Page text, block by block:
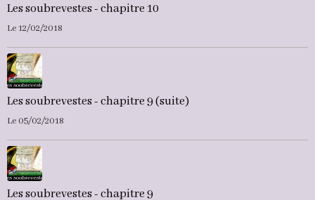
Les soubrevestes - chapitre 10
Le 12/02/2018
Les soubrevestes - chapitre 9 (suite)
Le 05/02/2018
Les soubrevestes - chapitre 9